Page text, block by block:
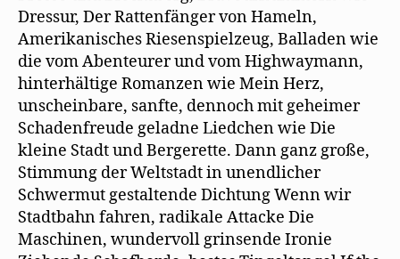
Dressur, Der Rattenfänger von Hameln,
Amerikanisches Riesenspielzeug, Balladen wie
die vom Abenteurer und vom Highwaymann,
hinterhältige Romanzen wie Mein Herz,
unscheinbare, sanfte, dennoch mit geheimer
Schadenfreude geladne Liedchen wie Die
kleine Stadt und Bergerette. Dann ganz große,
Stimmung der Weltstadt in unendlicher
Schwermut gestaltende Dichtung Wenn wir
Stadtbahn fahren, radikale Attacke Die
Maschinen, wundervoll grinsende Ironie